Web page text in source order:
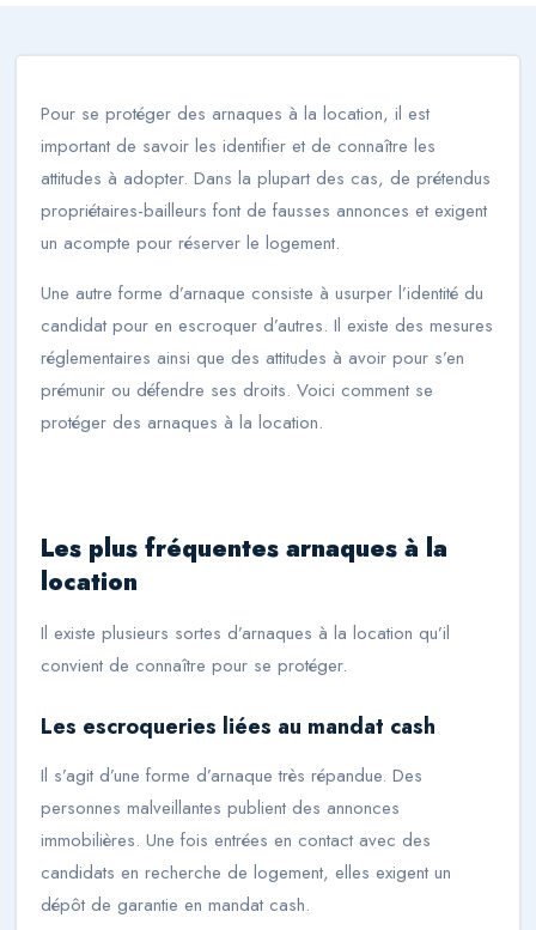
Pour se protéger des arnaques à la location, il est
important de savoir les identifier et de connaître les
attitudes à adopter. Dans la plupart des cas, de prétendus
propriétaires-bailleurs font de fausses annonces et exigent
un acompte pour réserver le logement.
Une autre forme d’arnaque consiste à usurper l’identité du
candidat pour en escroquer d’autres. Il existe des mesures
réglementaires ainsi que des attitudes à avoir pour s’en
prémunir ou défendre ses droits. Voici comment se
protéger des arnaques à la location.
Les plus fréquentes arnaques à la
location
Il existe plusieurs sortes d’arnaques à la location qu’il
convient de connaître pour se protéger.
Les escroqueries liées au mandat cash
Il s’agit d’une forme d’arnaque très répandue. Des
personnes malveillantes publient des annonces
immobilières. Une fois entrées en contact avec des
candidats en recherche de logement, elles exigent un
dépôt de garantie en mandat cash.